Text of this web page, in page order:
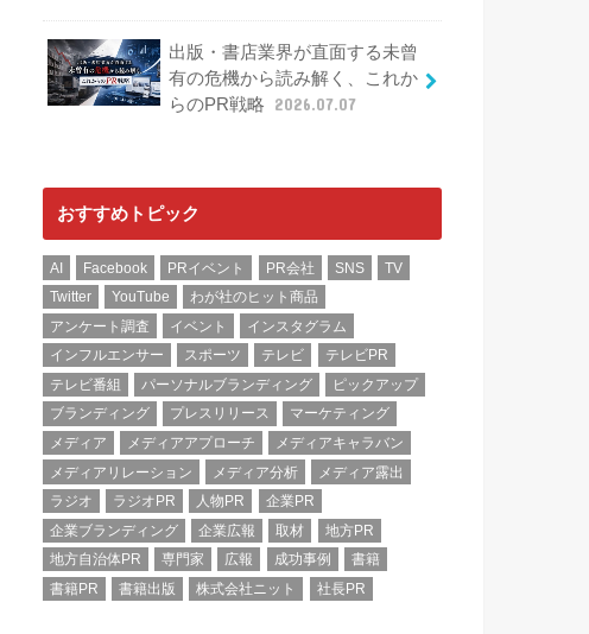
出版・書店業界が直面する未曾
有の危機から読み解く、これか
らのPR戦略
2026.07.07
おすすめトピック
AI Facebook PRイベント PR会社 SNS
TV
Twitter
YouTube
わが社のヒット商品
アンケート調査
イベント
インスタグラム
インフルエンサー
スポーツ テレビ
テレビPR
テレビ番組
パーソナルブランディング
ピックアップ
ブランディング
プレスリリース
マーケティング
メディア
メディアアプローチ
メディアキャラバン
メディアリレーション
メディア分析
メディア露出
ラジオ
ラジオPR 人物PR
企業PR
企業ブランディング
企業広報 取材
地方PR
地方自治体PR
専門家 広報 成功事例
書籍
書籍PR
書籍出版 株式会社ニット 社長PR